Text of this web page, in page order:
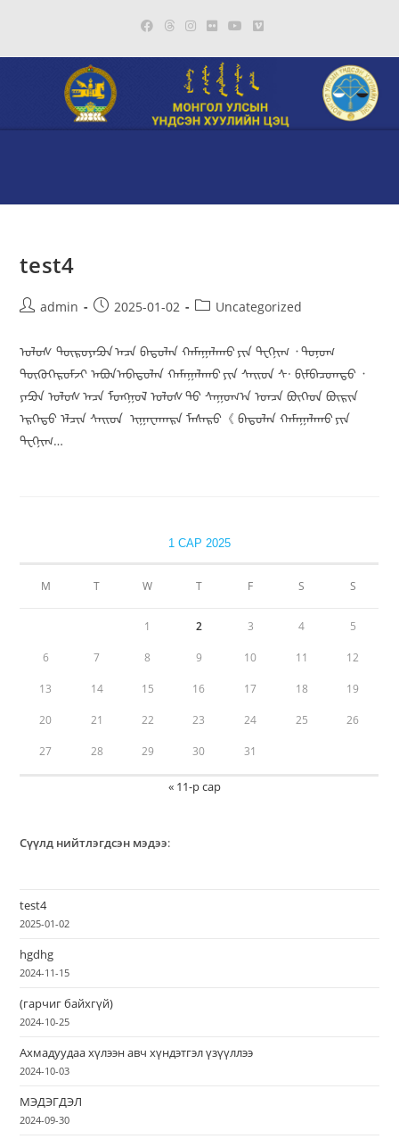
test4
admin 2025-01-02 Uncategorized
ᠤᠯᠤᠰ ᠲᠥᠷᠥᠶᠠᠫᠤᠨ ᠠᠴᠠ ᠪᠠᠲᠤᠯᠠᠨ ᠬᠠᠮᠠᠭᠠᠯᠠᠬᠤ ᠶᠢᠨ ᠲᠧᠭ᠍ᠨᠢᠭ ᠂ ᠲᠣᠨᠣᠭ
ᠲᠥᠬᠦᠭᠡᠷᠦᠮᠵᠢ ᠠᠪᠤᠨ᠎ᠠᠪᠠᠲᠤᠯᠠᠨ ᠬᠠᠮᠠᠭᠠᠯᠠᠬᠤ ᠶᠢᠨ ᠰᠠᠢᠳ ᠰ· ᠪᠢᠮᠪᠠᠴᠣᠭᠲᠤ ᠂
ᠶᠠᠫᠤᠨ ᠤᠯᠤᠰ ᠠᠴᠠ ᠮᠣᠩᠭᠣᠯ ᠤᠯᠤᠰ ᠲᠤ ᠰᠠᠭᠤᠭ᠎ᠠ ᠣᠨᠴᠠ ᠪᠥᠭᠡᠳ ᠪᠦᠷᠢᠠ
ᠡᠷᠬᠡᠲᠦ ᠡᠯᠴᠢᠨ ᠰᠠᠢᠳ ᠢᠭᠠᠸᠠᠬᠠᠷᠠ ᠮᠠᠰᠠᠷᠤ᠋《 ᠪᠠᠲᠤᠯᠠᠨ ᠬᠠᠮᠠᠭᠠᠯᠠᠬᠤ ᠶᠢᠨ
ᠲᠧᠭ᠍ᠨᠢᠭ…
1 САР 2025
М Т W Т F S S
1 2 3 4 5
6 7 8 9 10 11 12
13 14 15 16 17 18 19
20 21 22 23 24 25 26
27 28 29 30 31
« 11-р сар
Сүүлд нийтлэгдсэн мэдээ:
test4
2025-01-02
hgdhg
2024-11-15
(гарчиг байхгүй)
2024-10-25
Ахмадуудаа хүлээн авч хүндэтгэл үзүүллээ
2024-10-03
МЭДЭГДЭЛ
2024-09-30